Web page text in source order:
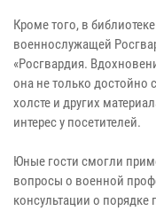
Кроме того, в
военнослужащей
«Росгвардия.
она не только достойно
холсте и других
интерес у посетителей.
Юные гости смогли
вопросы о военной
консультации о